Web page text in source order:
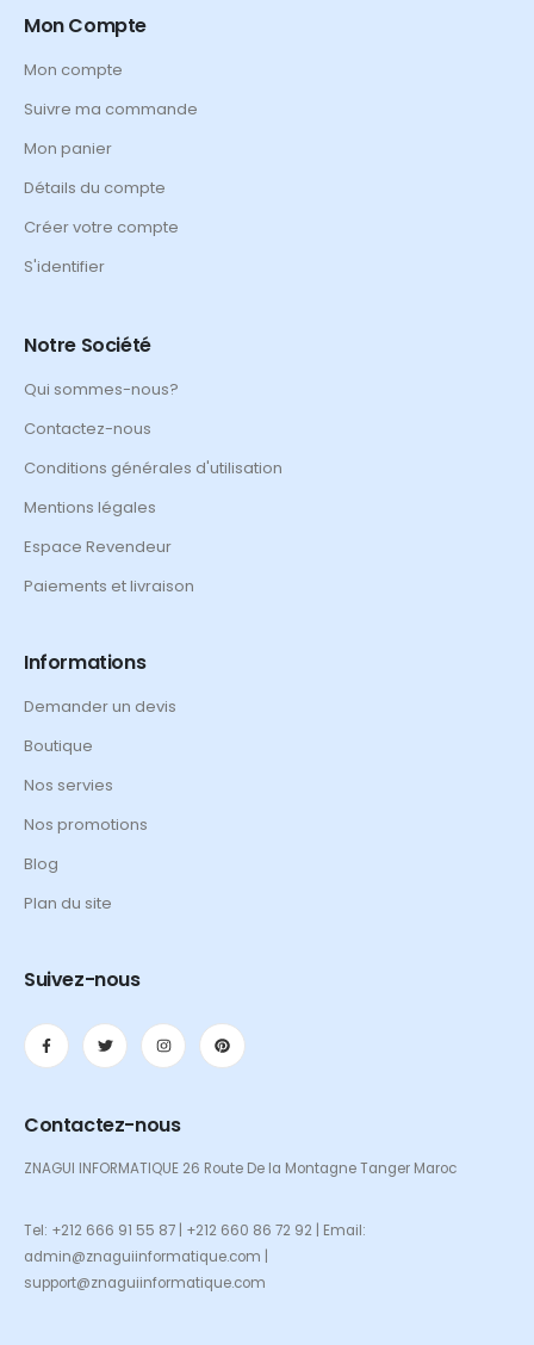
Mon Compte
Mon compte
Suivre ma commande
Mon panier
Détails du compte
Créer votre compte
S'identifier
Notre Société
Qui sommes-nous?
Contactez-nous
Conditions générales d'utilisation
Mentions légales
Espace Revendeur
Paiements et livraison
Informations
Demander un devis
Boutique
Nos servies
Nos promotions
Blog
Plan du site
Suivez-nous
Contactez-nous
ZNAGUI INFORMATIQUE 26 Route De la Montagne Tanger Maroc
Tel: +212 666 91 55 87 | +212 660 86 72 92 | Email:
admin@znaguiinformatique.com |
support@znaguiinformatique.com